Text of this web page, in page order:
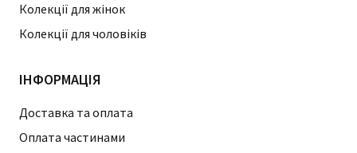
Колекції для жінок
Колекції для чоловіків
ІНФОРМАЦІЯ
Доставка та оплата
Оплата частинами